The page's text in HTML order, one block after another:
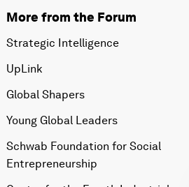
More from the Forum
Strategic Intelligence
UpLink
Global Shapers
Young Global Leaders
Schwab Foundation for Social
Entrepreneurship